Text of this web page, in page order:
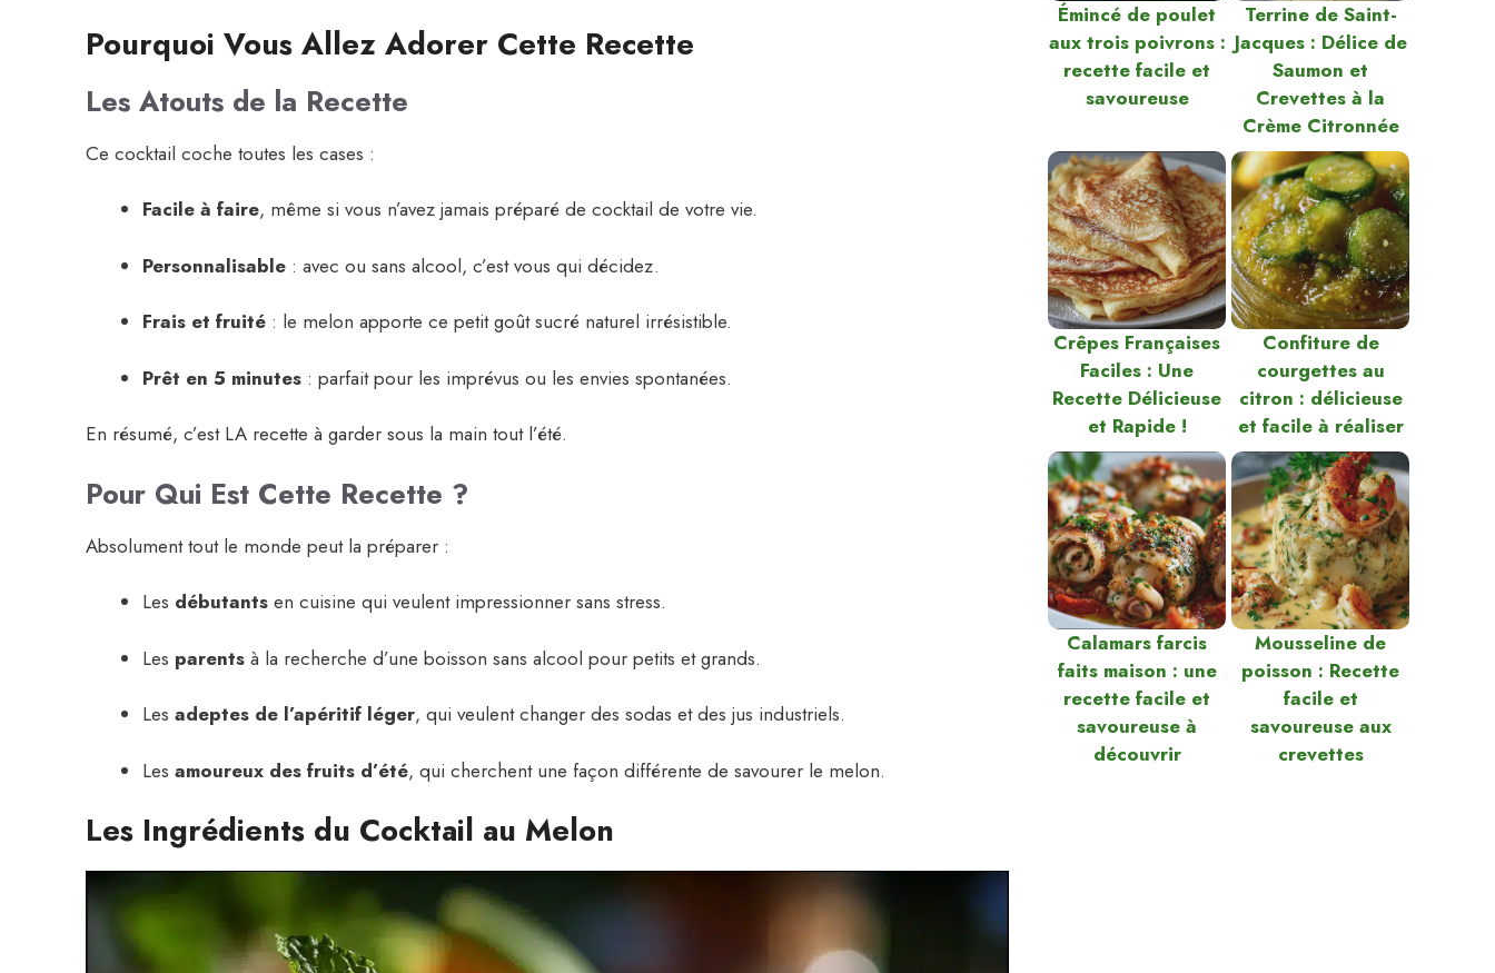
Pourquoi Vous Allez Adorer Cette Recette
Les Atouts de la Recette
Ce cocktail coche toutes les cases :
Facile à faire, même si vous n’avez jamais préparé de cocktail de votre vie.
Personnalisable : avec ou sans alcool, c’est vous qui décidez.
Frais et fruité : le melon apporte ce petit goût sucré naturel irrésistible.
Prêt en 5 minutes : parfait pour les imprévus ou les envies spontanées.
En résumé, c’est LA recette à garder sous la main tout l’été.
Pour Qui Est Cette Recette ?
Absolument tout le monde peut la préparer :
Les débutants en cuisine qui veulent impressionner sans stress.
Les parents à la recherche d’une boisson sans alcool pour petits et grands.
Les adeptes de l’apéritif léger, qui veulent changer des sodas et des jus industriels.
Les amoureux des fruits d’été, qui cherchent une façon différente de savourer le melon.
Les Ingrédients du Cocktail au Melon
Émincé de poulet
aux trois poivrons :
recette facile et
savoureuse
Terrine de Saint-
Jacques : Délice de
Saumon et
Crevettes à la
Crème Citronnée
Crêpes Françaises
Faciles : Une
Recette Délicieuse
et Rapide !
Confiture de
courgettes au
citron : délicieuse
et facile à réaliser
Calamars farcis
faits maison : une
recette facile et
savoureuse à
découvrir
Mousseline de
poisson : Recette
facile et
savoureuse aux
crevettes